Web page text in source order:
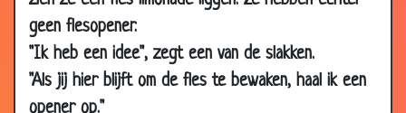
geen flesopener.
"Ik heb een idee", zegt een van de slakken.
"Als jij hier blijft om de fles te bewaken, haal ik een
opener op."
2013
22 Feb 2013 Papegaaien in 't zottenhuis
10 Nov 2012
Vissen
2.69